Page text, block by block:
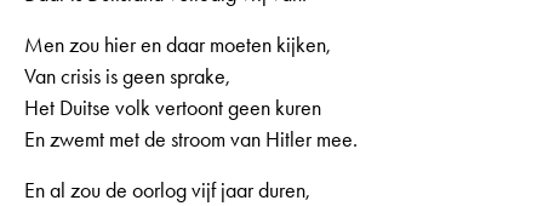
Men zou hier en daar moeten kijken,
Van crisis is geen sprake,
Het Duitse volk vertoont geen kuren
En zwemt met de stroom van Hitler mee.
En al zou de oorlog vijf jaar duren,